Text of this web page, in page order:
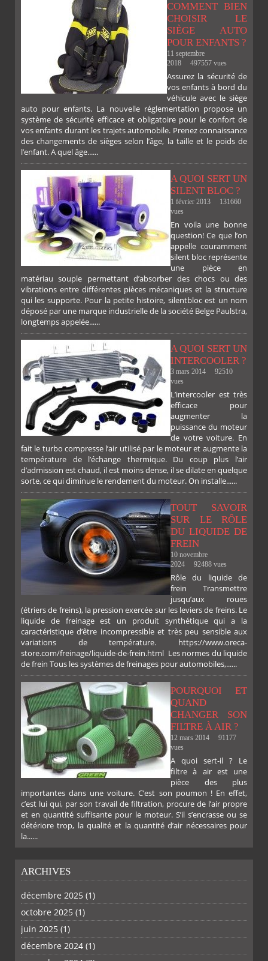
FACEBOOKTWITTERGOOGLE
PLUS
PINTEREST
PLUS
COMMENT BIEN
CHOISIR LE
SIÈGE AUTO
POUR ENFANTS ?
11 septembre
2018
497557 vues
Assurez la sécurité de
vos enfants à bord du
véhicule avec le siège
auto pour enfants. La nouvelle réglementation propose un
système de sécurité efficace et obligatoire pour le confort de
vos enfants durant les trajets automobile. Prenez connaissance
des changements de sièges selon l’âge, la taille et le poids de
l’enfant. A quel âge......
A QUOI SERT UN
SILENT BLOC ?
1 février 2013
131660
vues
En voila une bonne
question! Ce que l’on
appelle couramment
silent bloc représente
une pièce en
matériau souple permettant d’absorber des chocs ou des
vibrations entre différentes pièces mécaniques et la structure
qui les supporte. Pour la petite histoire, silentbloc est un nom
déposé par une marque industrielle de la société Belge Paulstra,
longtemps appelée......
A QUOI SERT UN
INTERCOOLER ?
3 mars 2014
92510
vues
L’intercooler est très
efficace pour
augmenter la
puissance du moteur
de votre voiture. En
fait le turbo compresse l’air utilisé par le moteur et augmente la
température de l’échange thermique. Du coup plus l’air
d’admission est chaud, il est moins dense, il se dilate en quelque
sorte, ce qui diminue le rendement du moteur. On installe......
TOUT SAVOIR
SUR LE RÔLE
DU LIQUIDE DE
FREIN
10 novembre
2024
92488 vues
Rôle du liquide de
frein Transmettre
jusqu’aux roues
(étriers de freins), la pression exercée sur les leviers de freins. Le
liquide de freinage est un produit synthétique qui a la
caractéristique d’être incompressible et très peu sensible aux
variations de température. https://www.oreca-
store.com/freinage/liquide-de-frein.html Les normes du liquide
de frein Tous les systèmes de freinages pour automobiles,......
POURQUOI ET
QUAND
CHANGER SON
FILTRE À AIR ?
12 mars 2014
91177
vues
A quoi sert-il ? Le
filtre à air est une
pièce des plus
importantes dans une voiture. C’est son poumon ! En effet,
c’est lui qui, par son travail de filtration, procure de l’air propre
et en quantité suffisante pour le moteur. S’il s’encrasse ou se
détériore trop, la qualité et la quantité d’air nécessaires pour
la......
ARCHIVES
décembre 2025 (1)
octobre 2025 (1)
juin 2025 (1)
décembre 2024 (1)